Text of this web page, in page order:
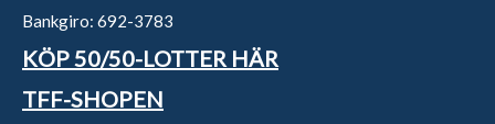
Bankgiro: 692-3783
KÖP 50/50-LOTTER HÄR
TFF-SHOPEN